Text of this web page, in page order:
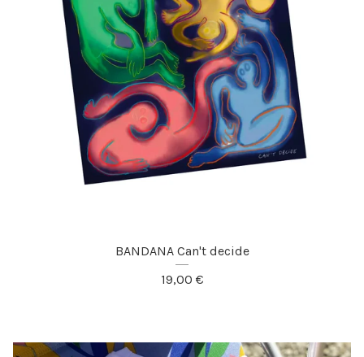
BANDANA Can't decide
19,00 €